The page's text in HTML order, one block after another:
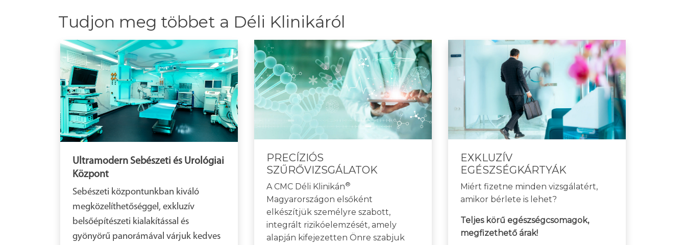
Tudjon meg többet a Déli Klinikáról
Ultramodern Sebészeti és Urológiai
Központ
Sebészeti központunkban kiváló
megközelíthetőséggel, exkluzív
belsőépítészeti kialakítással és
gyönyörű panorámával várjuk kedves
PRECÍZIÓS
SZŰRŐVIZSGÁLATOK
A CMC Déli Klinikán®
Magyarországon elsőként
elkészítjük személyre szabott,
integrált rizikóelemzését, amely
alapján kifejezetten Önre szabjuk
EXKLUZÍV
EGÉSZSÉGKÁRTYÁK
Miért fizetne minden vizsgálatért,
amikor bérlete is lehet?
Teljes körű egészségcsomagok,
megfizethető árak!